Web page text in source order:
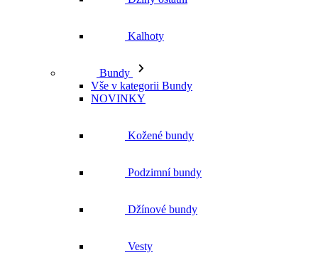
Kalhoty
Bundy
Vše v kategorii Bundy
NOVINKY
Kožené bundy
Podzimní bundy
Džínové bundy
Vesty